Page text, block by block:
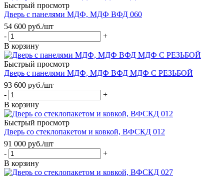
Быстрый просмотр
Дверь с панелями МДФ, МДФ ВФД 060
54 600 руб./шт
-
+
В корзину
Быстрый просмотр
Дверь с панелями МДФ, МДФ ВФД МДФ С РЕЗЬБОЙ
93 600 руб./шт
-
+
В корзину
Быстрый просмотр
Дверь со стеклопакетом и ковкой, ВФСКД 012
91 000 руб./шт
-
+
В корзину